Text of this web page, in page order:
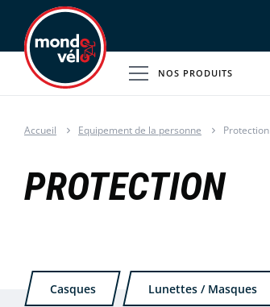
NOS PRODUITS
Accueil Equipement de la personne Protection
PROTECTION
Casques Lunettes / Masques